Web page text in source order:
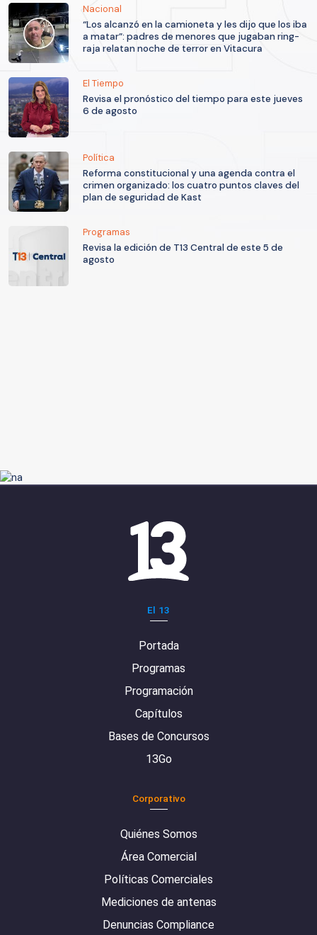
Nacional
“Los alcanzó en la camioneta y les dijo que los iba
a matar”: padres de menores que jugaban ring-
raja relatan noche de terror en Vitacura
El Tiempo
Revisa el pronóstico del tiempo para este jueves
6 de agosto
Política
Reforma constitucional y una agenda contra el
crimen organizado: los cuatro puntos claves del
plan de seguridad de Kast
Programas
Revisa la edición de T13 Central de este 5 de
agosto
El 13
Portada
Programas
Programación
Capítulos
Bases de Concursos
13Go
Corporativo
Quiénes Somos
Área Comercial
Políticas Comerciales
Mediciones de antenas
Denuncias Compliance